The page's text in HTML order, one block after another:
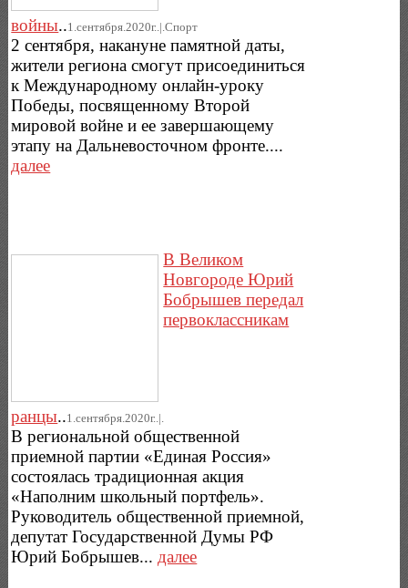
войны..1.сентября.2020г..|.Спорт
2 сентября, накануне памятной даты,
жители региона смогут присоединиться
к Международному онлайн-уроку
Победы, посвященному Второй
мировой войне и ее завершающему
этапу на Дальневосточном фронте....
далее
В Великом
Новгороде Юрий
Бобрышев передал
первоклассникам
ранцы..1.сентября.2020г..|.
В региональной общественной
приемной партии «Единая Россия»
состоялась традиционная акция
«Наполним школьный портфель».
Руководитель общественной приемной,
депутат Государственной Думы РФ
Юрий Бобрышев...далее